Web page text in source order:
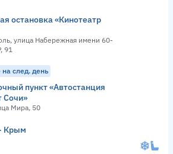
остановка «Кинотеатр
улица Набережная имени 60-
91
след. день
пункт «Автостанция
Сочи»
Мира, 50
Крым